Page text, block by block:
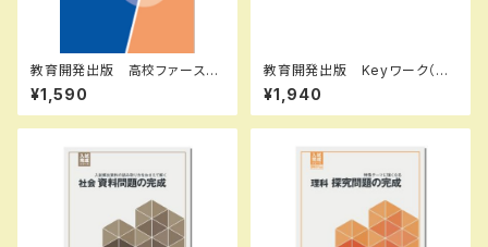
教育開発出版 高校ファースト
ステップ問題集 英文法 202
6年度版 新品完全セット
¥1,590
教育開発出版 Keyワーク（キ
ーワーク）＋ Keyテスト（キーテ
スト）2冊セット 地理 I,II 歴史
I,II（ご選択ください） 2026年
¥1,940